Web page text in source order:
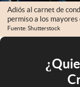
Adiós al carnet de
permiso a los mayores
Fuente: Shutterstock